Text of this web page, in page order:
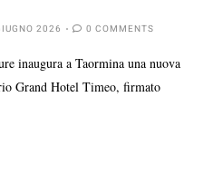
2026 0 COMMENTS
inaugura a Taormina una nuova
Grand Hotel Timeo, firmato